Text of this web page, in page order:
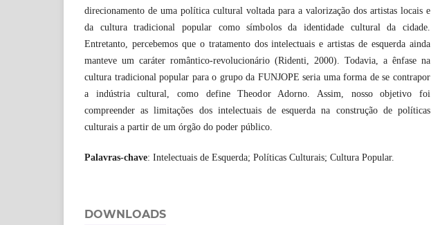
direcionamento de uma política cultural voltada para a valorização dos artistas locais e
da cultura tradicional popular como símbolos da identidade cultural da cidade.
Entretanto, percebemos que o tratamento dos intelectuais e artistas de esquerda ainda
manteve um caráter romântico-revolucionário (Ridenti, 2000). Todavia, a ênfase na
cultura tradicional popular para o grupo da FUNJOPE seria uma forma de se contrapor
a indústria cultural, como define Theodor Adorno. Assim, nosso objetivo foi
compreender as limitações dos intelectuais de esquerda na construção de políticas
culturais a partir de um órgão do poder público.
Palavras-chave: Intelectuais de Esquerda; Políticas Culturais; Cultura Popular.
DOWNLOADS